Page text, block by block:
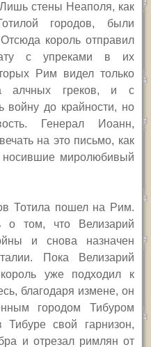
стены Неаполя, как
городов, были
король отправил
с упреками в их
Рим видел только
алчных греков, и с
войну до крайности, но
Генерал Иоанн,
на это письмо, как
миролюбивый
Тотила пошел на Рим.
о том, что Велизарий
и снова назначен
Пока Велизарий
уже подходил к
благодаря измене, он
городом Тибуром
свой гарнизон,
и отрезал римлян от